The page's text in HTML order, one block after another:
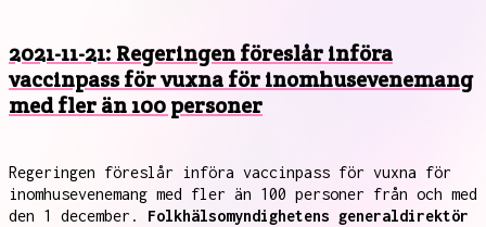
2021-11-21: Regeringen föreslår införa
vaccinpass för vuxna för inomhusevenemang
med fler än 100 personer
Regeringen föreslår införa vaccinpass för vuxna för
inomhusevenemang med fler än 100 personer från och med
den 1 december. Folkhälsomyndighetens generaldirektör